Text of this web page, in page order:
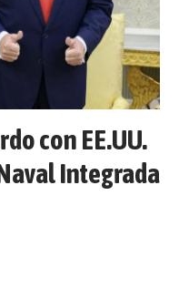
con EE.UU.
Integrada